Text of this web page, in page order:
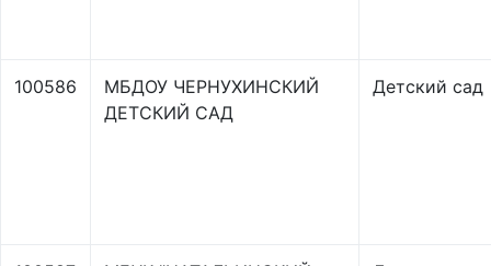
100586
МБДОУ ЧЕРНУХИНСКИЙ
ДЕТСКИЙ САД
Детский сад